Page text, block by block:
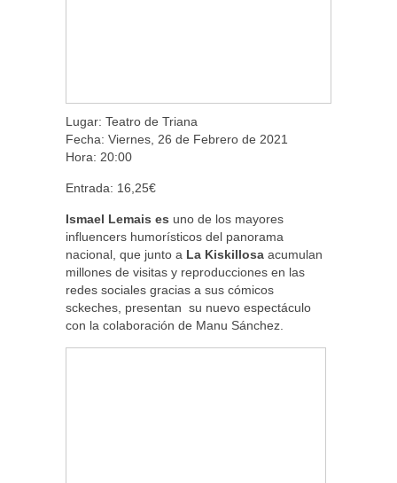
Lugar: Teatro de Triana
Fecha: Viernes, 26 de Febrero de 2021
Hora: 20:00
Entrada: 16,25€
Ismael Lemais es uno de los mayores
influencers humorísticos del panorama
nacional, que junto a La Kiskillosa acumulan
millones de visitas y reproducciones en las
redes sociales gracias a sus cómicos
sckeches, presentan su nuevo espectáculo
con la colaboración de Manu Sánchez.